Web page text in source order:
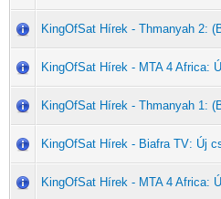
KingOfSat Hírek - Thmanyah 2:
KingOfSat Hírek - MTA 4 Africa:
KingOfSat Hírek - Thmanyah 1:
KingOfSat Hírek - Biafra TV: Új
KingOfSat Hírek - MTA 4 Africa: